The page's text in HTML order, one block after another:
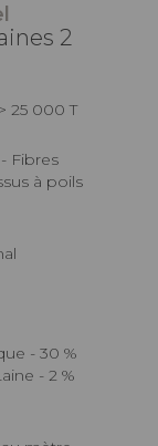
2
25 000 T
à poils
- 2 %